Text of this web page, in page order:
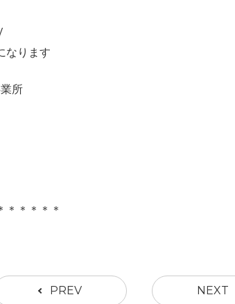
なります
所
＊＊＊＊＊
PREV NEXT